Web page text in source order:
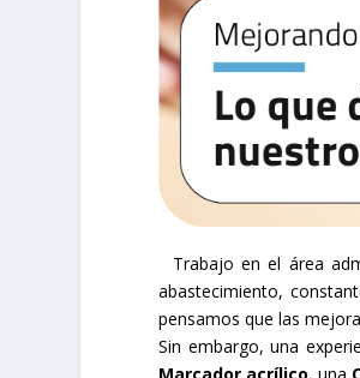
Trabajo en el área
abastecimiento,
pensamos que las
Sin embargo, una